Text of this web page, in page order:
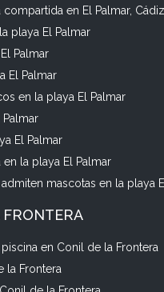
compartida en El Palmar, Cádiz
playa El Palmar
Palmar
El Palmar
en la playa El Palmar
Palmar
El Palmar
en la playa El Palmar
mascotas en la playa
en Conil de la Frontera
la Frontera